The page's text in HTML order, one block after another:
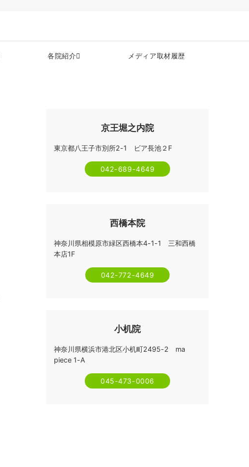
各院紹介 メディア取材履歴
京王堀之内院
東京都八王子市別所2-1 ビア長池２F
042-689-4649
西橋本院
神奈川県相模原市緑区西橋本4-1-1 三和西橋
本店1F
042-772-4649
小机院
神奈川県横浜市港北区小机町2495-2 ma
piece 1-A
045-473-0006